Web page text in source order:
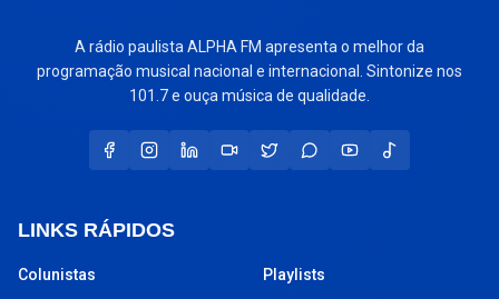
A rádio paulista ALPHA FM apresenta o melhor da
programação musical nacional e internacional. Sintonize nos
101.7 e ouça música de qualidade.
LINKS RÁPIDOS
Colunistas
Playlists